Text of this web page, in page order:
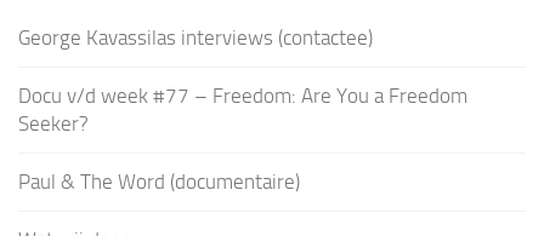
George Kavassilas interviews (contactee)
Docu v/d week #77 – Freedom: Are You a Freedom
Seeker?
Paul & The Word (documentaire)